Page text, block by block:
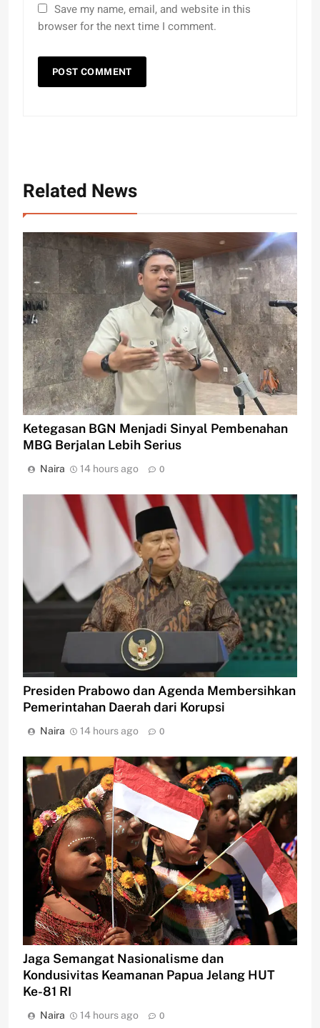
Save my name, email, and website in this
browser for the next time I comment.
Related News
Ketegasan BGN Menjadi Sinyal Pembenahan
MBG Berjalan Lebih Serius
Naira 14 hours ago 0
Presiden Prabowo dan Agenda Membersihkan
Pemerintahan Daerah dari Korupsi
Naira 14 hours ago 0
Jaga Semangat Nasionalisme dan
Kondusivitas Keamanan Papua Jelang HUT
Ke-81 RI
Naira 14 hours ago 0